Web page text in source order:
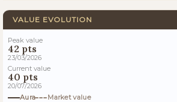
VALUE EVOLUTION
Peak value
42 pts
23/03/2026
Current value
40 pts
20/07/2026
Aura
Market value